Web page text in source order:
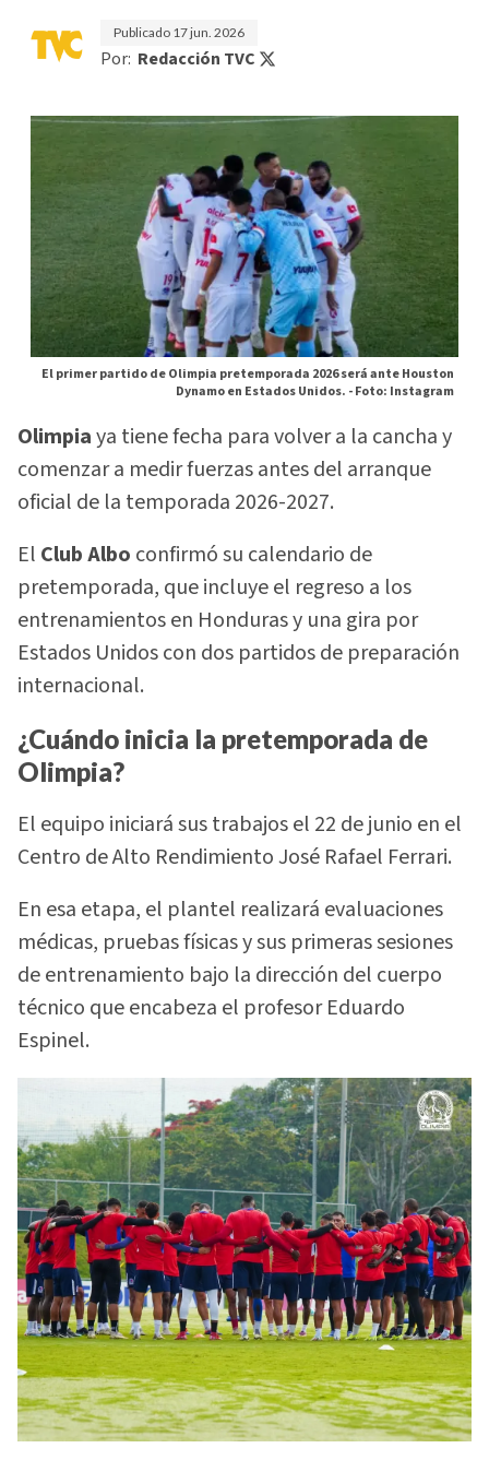
Publicado 17 jun. 2026
Por: Redacción TVC
El primer partido de Olimpia pretemporada 2026 será ante Houston
Dynamo en Estados Unidos. -Foto: Instagram
Olimpiaya tiene fecha para volver a la cancha y
comenzar a medir fuerzas antes del arranque
oficial de la temporada 2026-2027.
El Club Albo confirmó su calendario de
pretemporada, que incluye el regreso a los
entrenamientos en Honduras y una gira por
Estados Unidos con dos partidos de preparación
internacional.
¿Cuándo inicia la pretemporada de
Olimpia?
El equipo iniciará sus trabajos el 22 de junio en el
Centro de Alto Rendimiento José Rafael Ferrari.
En esa etapa, el plantel realizará evaluaciones
médicas, pruebas físicas y sus primeras sesiones
de entrenamiento bajo la dirección del cuerpo
técnico que encabeza el profesor Eduardo
Espinel.